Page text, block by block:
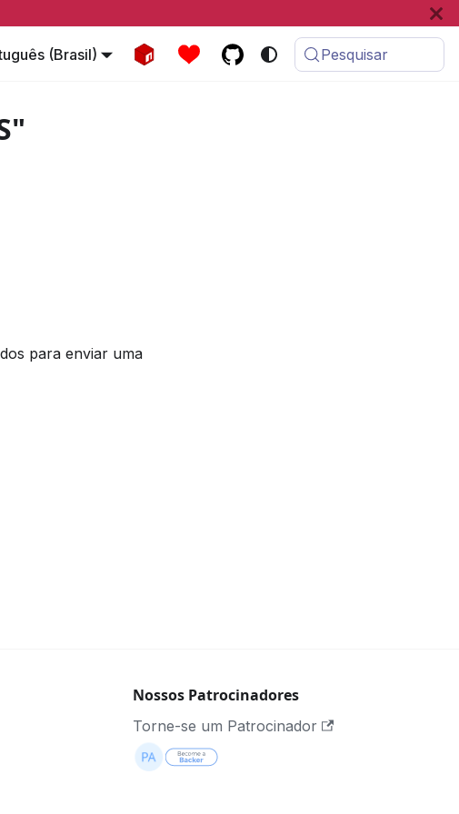
(Brasil) Pesquisar
para enviar uma
Nossos Patrocinadores
Torne-se um Patrocinador